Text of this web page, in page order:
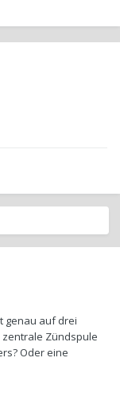
genau auf drei
zentrale Zündspule
Oder eine